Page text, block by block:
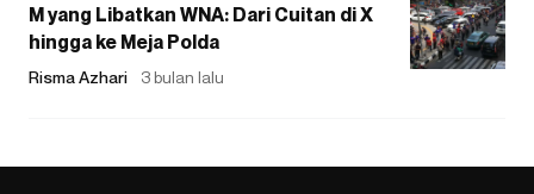
M yang Libatkan WNA: Dari Cuitan di X
hingga ke Meja Polda
Risma Azhari 3 bulan lalu